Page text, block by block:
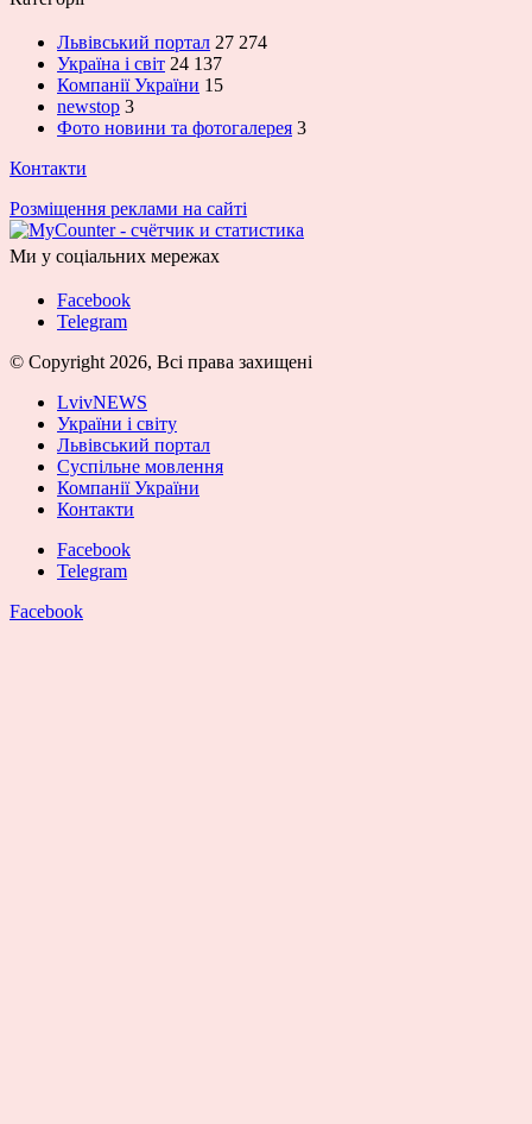
Львівський портал 27 274
Україна і світ 24 137
Компанії України 15
newstop 3
Фото новини та фотогалерея 3
Контакти
Розміщення реклами на сайті
Ми у соціальних мережах
Facebook
Telegram
© Copyright 2026, Всі права захищені
LvivNEWS
України і світу
Львівський портал
Суспільне мовлення
Компанії України
Контакти
Facebook
Telegram
Facebook